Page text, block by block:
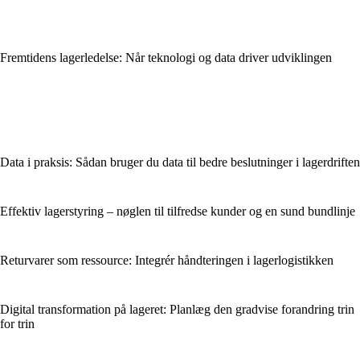
Fremtidens lagerledelse: Når teknologi og data driver udviklingen
Data i praksis: Sådan bruger du data til bedre beslutninger i lagerdriften
Effektiv lagerstyring – nøglen til tilfredse kunder og en sund bundlinje
Returvarer som ressource: Integrér håndteringen i lagerlogistikken
Digital transformation på lageret: Planlæg den gradvise forandring trin
for trin